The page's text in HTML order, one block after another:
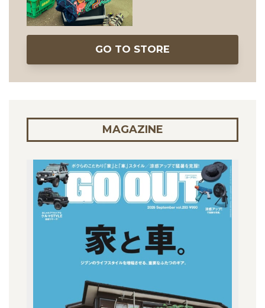
GO TO STORE
MAGAZINE